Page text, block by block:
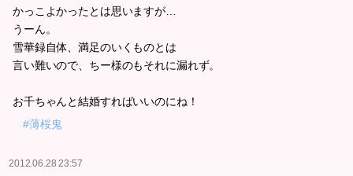
かっこよかったとは思いますが…
うーん。
雪華録自体、満足のいくものとは
言い難いので、ちー様のもそれに漏れず。
お千ちゃんと結婚すればいいのにね！
#薄桜鬼
2012.06.28 23:57